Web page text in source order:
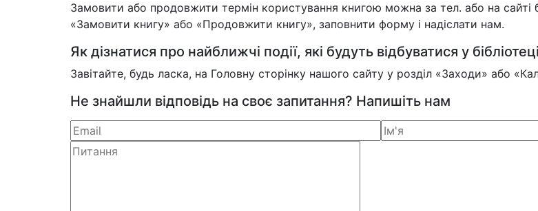
Замовити або продовжити термін користування книгою можна за тел. або на сайті
«Замовити книгу» або «Продовжити книгу», заповнити форму і надіслати нам.
Як дізнатися про найближчі події, які будуть відбуватися у
Завітайте, будь ласка, на Головну сторінку нашого сайту у розділ «Заходи» або
Не знайшли відповідь на своє запитання? Напишіть нам